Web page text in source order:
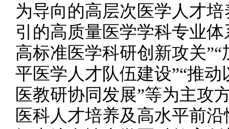
为导向的高层次医学人才
引的高质量医学学科专业
高标准医学科研创新攻关
平医学人才队伍建设”“推
医教研协同发展”等为主攻
医科人才培养及高水平前